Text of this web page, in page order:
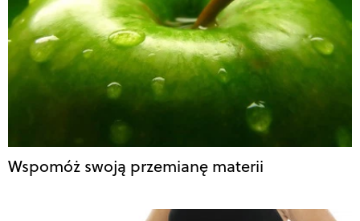
Wspomóż swoją przemianę materii